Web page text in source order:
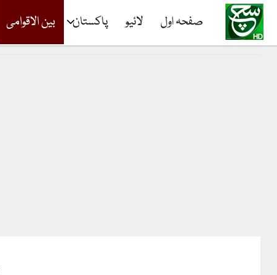
صفحہ اول لائیو پاکستان بین الاقوامی